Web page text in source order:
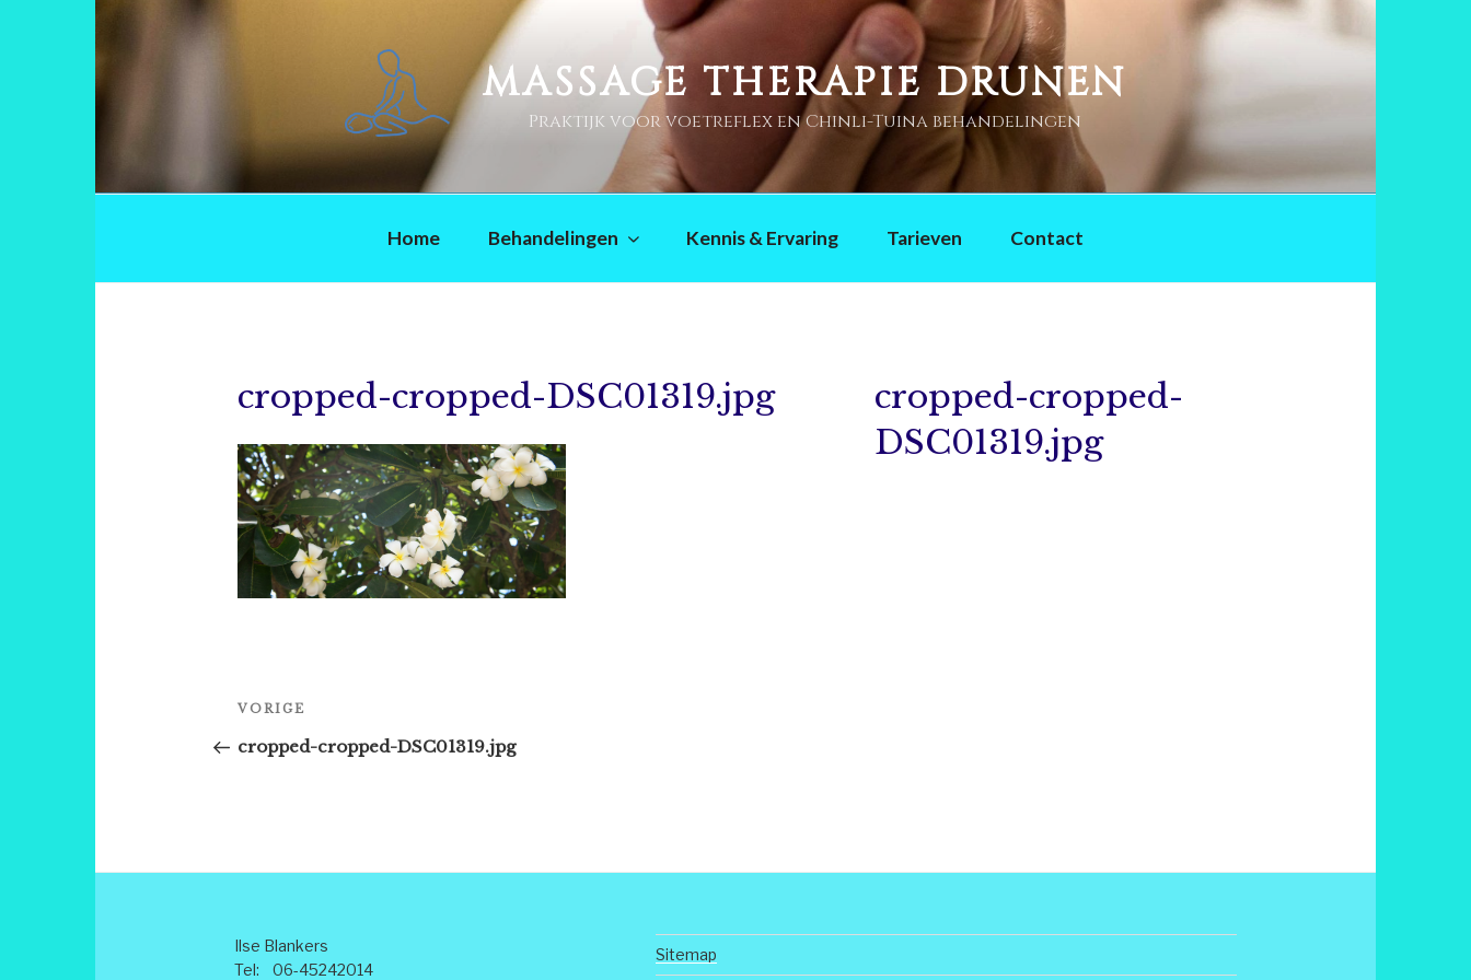
Ga
inhoud
MASSAGE THERAPIE DRUNEN
Praktijk voor voetreflex en Chinli-Tuina behandelingen
Home Behandelingen Kennis & Ervaring Tarieven Contact
cropped-cropped-DSC01319.jpg
Bericht
navigatie
Vorig
VORIGE
cropped-cropped-DSC01319.jpg
cropped-cropped-
DSC01319.jpg
Ilse Blankers
Tel: 06-45242014
Sitemap